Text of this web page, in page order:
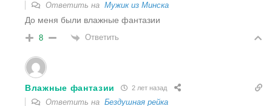
Ответить на Мужик из Минска
До меня были влажные фантазии
8 Ответить
Влажные фантазии 2 лет назад
Ответить на Бездушная рейка